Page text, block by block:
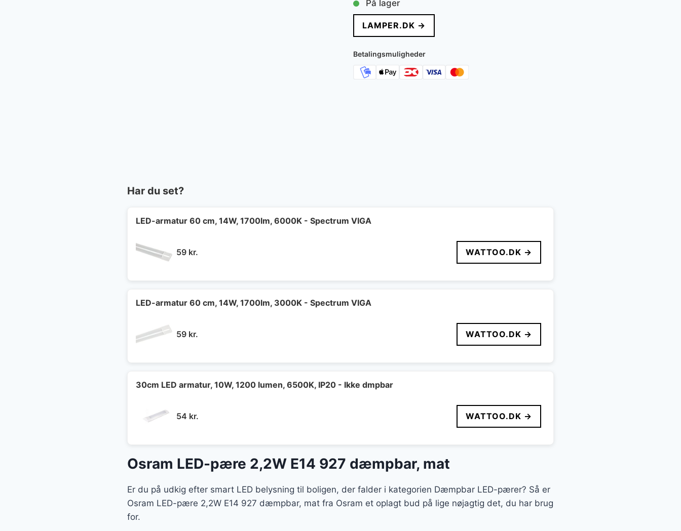
På lager
LAMPER.DK →
Betalingsmuligheder
Har du set?
LED-armatur 60 cm, 14W, 1700lm, 6000K - Spectrum VIGA
59 kr. WATTOO.DK →
LED-armatur 60 cm, 14W, 1700lm, 3000K - Spectrum VIGA
59 kr. WATTOO.DK →
30cm LED armatur, 10W, 1200 lumen, 6500K, IP20 - Ikke dmpbar
54 kr. WATTOO.DK →
Osram LED-pære 2,2W E14 927 dæmpbar, mat
Er du på udkig efter smart LED belysning til boligen, der falder i kategorien Dæmpbar LED-pærer? Så er
Osram LED-pære 2,2W E14 927 dæmpbar, mat fra Osram et oplagt bud på lige nøjagtig det, du har brug
for.